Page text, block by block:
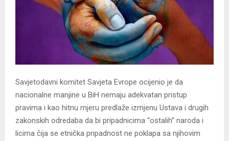
Savjetodavni komitet Savjeta Evrope ocijenio je da
nacionalne manjine u BiH nemaju adekvatan pristup
pravima i kao hitnu mjeru predlaže izmjenu Ustava i drugih
zakonskih odredaba da bi pripadnicima “ostalih” naroda i
licima čija se etnička pripadnost ne poklapa sa njihovim